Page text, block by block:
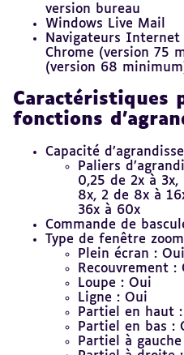
version bureau
Windows Live Mail
Navigateurs Internet
Chrome (version 75
(version 68
Caractéristiques
fonctions
Capacité
Paliers
0,25 de 2x à
8x, 2 de 8x à
36x à 60x
Commande de
Type de fenêtre
Plein écran : Oui
Recouvrement :
Loupe : Oui
Ligne : Oui
Partiel en haut
Partiel en bas :
Partiel à